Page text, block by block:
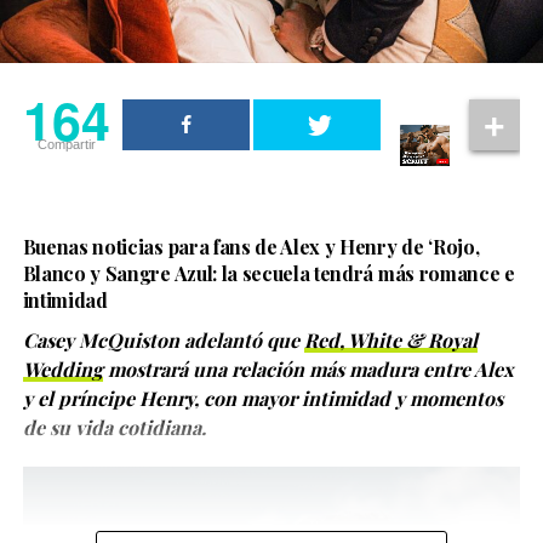
habrían cometido todos
esos errores estúpidos.
Los jóvenes hacen esas
cosas y no
ser vistos como villanos
por ello. Creo que
Heartstopper Forever da
un paso hacia una visión
menos idealizada de lo
que significa ser
Desde su estreno en 2022, Heartstopper ha sido
164
Compartir
Buenas noticias para fans de Alex y Henry de ‘Rojo,
Blanco y Sangre Azul: la secuela tendrá más romance e
intimidad
Casey McQuiston adelantó queRed, White & Royal
Weddingmostrará una relación más madura entre Alex
y el príncipe Henry, con mayor intimidad y momentos
de su vida cotidiana.